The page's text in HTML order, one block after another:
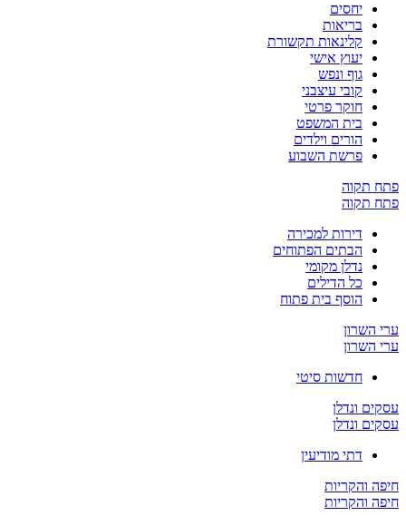
יחסים
בריאות
קלינאות תקשורת
יעוץ אישי
גוף ונפש
קובי עיצבני
חוקר פרטי
בית המשפט
הורים וילדים
פרשת השבוע
תקוה
תקוה
דירות למכירה
הבתים הפתוחים
נדלן מקומי
כל הדילים
הוסף בית פתוח
השרון
השרון
חדשות סיטי
ונדלן
ונדלן
דתי מודיעין
והקריות
והקריות